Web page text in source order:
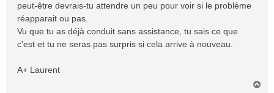
peut-être devrais-tu attendre un peu pour voir si le problème
réapparait ou pas.
Vu que tu as déjà conduit sans assistance, tu sais ce que
c'est et tu ne seras pas surpris si cela arrive à nouveau.
A+ Laurent